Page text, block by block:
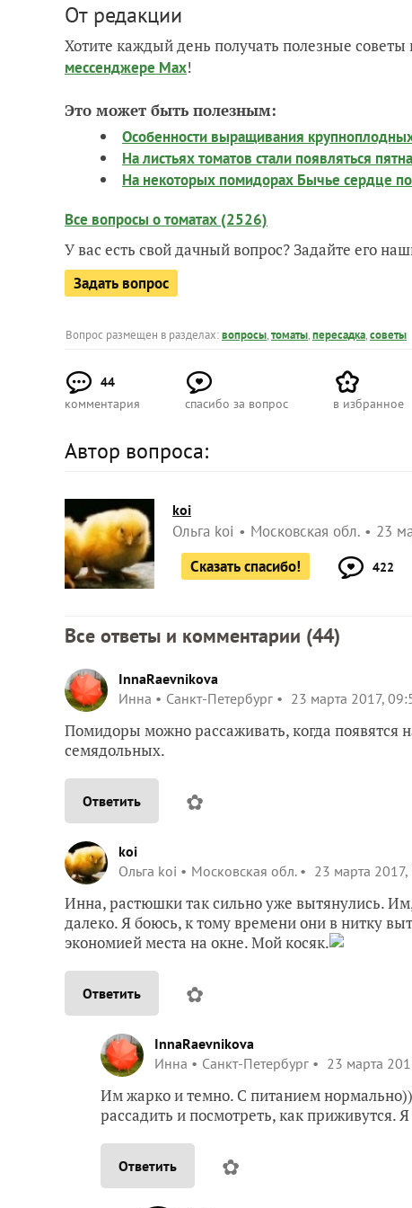
От редакции
Хотите каждый день получать полезные советы
мессенджере Max!
Это может быть полезным:
Особенности выращивания
На листьях томатов стали появляться
На некоторых помидорах Бычье сердце
Все вопросы о томатах (2526)
У вас есть свой дачный вопрос? Задайте его
Задать вопрос
Вопрос размещен в разделах:вопросы,томаты,пересадка,советы
44
комментария
спасибо за вопрос в избранное
Автор вопроса:
koi
Ольга koi Московская обл.
23
Сказать спасибо!
422
Все ответы и комментарии (44)
InnaRaevnikova
Инна
Санкт-Петербург 23 марта 2017,
Помидоры можно рассаживать, когда появятся
семядольных.
Ответить ✿
koi
Ольга koi
Московская обл. 23 марта
Инна, растюшки так сильно уже вытянулись.
далеко. Я боюсь, к тому времени они в нитку
экономией места на окне. Мой косяк.
Ответить ✿
InnaRaevnikova
Инна
Санкт-Петербург 23 марта
Им жарко и темно. С питанием
рассадить и посмотреть, как приживутся.
Ответить ✿